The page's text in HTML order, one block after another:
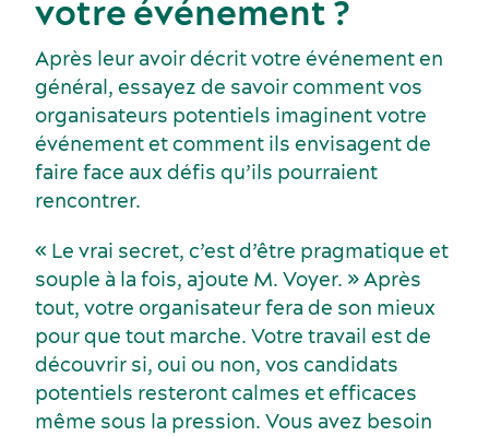
Écoresponsabilité événementielle
Fournisseurs
votre événement ?
Après leur avoir décrit votre événement en
général, essayez de savoir comment vos
organisateurs potentiels imaginent votre
événement et comment ils envisagent de
faire face aux défis qu’ils pourraient
rencontrer.
« Le vrai secret, c’est d’être pragmatique et
souple à la fois, ajoute M. Voyer. » Après
tout, votre organisateur fera de son mieux
pour que tout marche. Votre travail est de
découvrir si, oui ou non, vos candidats
potentiels resteront calmes et efficaces
même sous la pression. Vous avez besoin